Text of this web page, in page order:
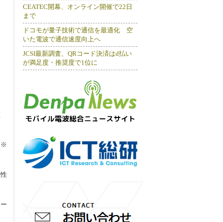
※
CEATEC開幕、オンライン開催で22日
まで
ドコモが量子技術で通信を最適化 空
いた電波で通信速度向上へ
JCSI最新調査、QRコード決済はd払い
が満足度・推奨度で1位に